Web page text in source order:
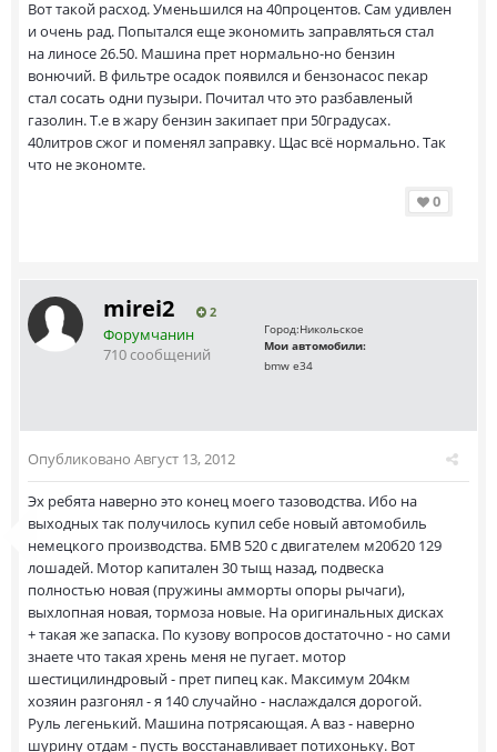
Вот такой расход. Уменьшился на 40процентов. Сам удивлен
и очень рад. Попытался еще экономить заправляться стал
на линосе 26.50. Машина прет нормально-но бензин
вонючий. В фильтре осадок появился и бензонасос пекар
стал сосать одни пузыри. Почитал что это разбавленый
газолин. Т.е в жару бензин закипает при 50градусах.
40литров сжог и поменял заправку. Щас всё нормально. Так
что не экономте.
0
mirei2 2
Форумчанин
710 сообщений
Город:Никольское
Мои автомобили:
bmw e34
Опубликовано Август 13, 2012
Эх ребята наверно это конец моего тазоводства. Ибо на
выходных так получилось купил себе новый автомобиль
немецкого производства. БМВ 520 с двигателем м20б20 129
лошадей. Мотор капитален 30 тыщ назад, подвеска
полностью новая (пружины амморты опоры рычаги),
выхлопная новая, тормоза новые. На оригинальных дисках
+ такая же запаска. По кузову вопросов достаточно - но сами
знаете что такая хрень меня не пугает. мотор
шестицилиндровый - прет пипец как. Максимум 204км
хозяин разгонял - я 140 случайно - наслаждался дорогой.
Руль легенький. Машина потрясающая. А ваз - наверно
шурину отдам - пусть восстанавливает потихоньку. Вот